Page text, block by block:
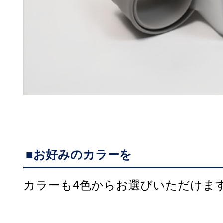
■お好みのカラーを
カラーも4色からお選びいただけま